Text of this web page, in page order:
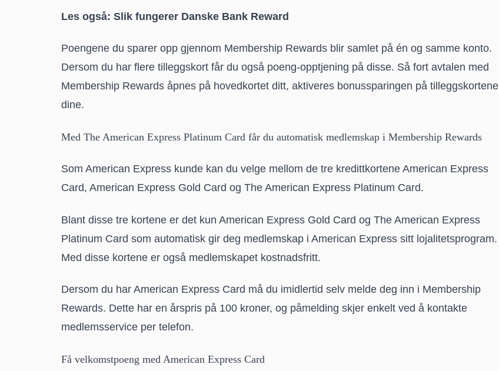
Les også: Slik fungerer Danske Bank Reward
Poengene du sparer opp gjennom Membership Rewards blir samlet på én og samme konto.
Dersom du har flere tilleggskort får du også poeng-opptjening på disse. Så fort avtalen med
Membership Rewards åpnes på hovedkortet ditt, aktiveres bonussparingen på tilleggskortene
dine.
Med The American Express Platinum Card får du automatisk medlemskap i Membership Rewards
Som American Express kunde kan du velge mellom de tre kredittkortene American Express
Card, American Express Gold Card og The American Express Platinum Card.
Blant disse tre kortene er det kun American Express Gold Card og The American Express
Platinum Card som automatisk gir deg medlemskap i American Express sitt lojalitetsprogram.
Med disse kortene er også medlemskapet kostnadsfritt.
Dersom du har American Express Card må du imidlertid selv melde deg inn i Membership
Rewards. Dette har en årspris på 100 kroner, og påmelding skjer enkelt ved å kontakte
medlemsservice per telefon.
Få velkomstpoeng med American Express Card